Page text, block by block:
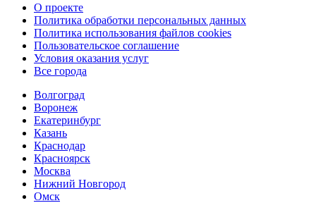
О проекте
Политика обработки персональных данных
Политика использования файлов cookies
Пользовательское соглашение
Условия оказания услуг
Все города
Волгоград
Воронеж
Екатеринбург
Казань
Краснодар
Красноярск
Москва
Нижний Новгород
Омск